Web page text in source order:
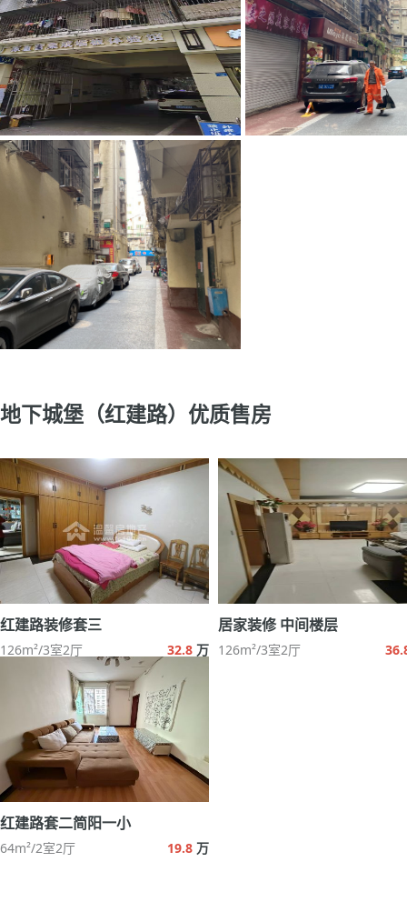
地下城堡（红建路）优质售房
红建路装修套三
126m²/3室2厅 32.8 万
居家装修 中间楼层
126m²/3室2厅
红建路套二简阳一小
64m²/2室2厅 19.8 万